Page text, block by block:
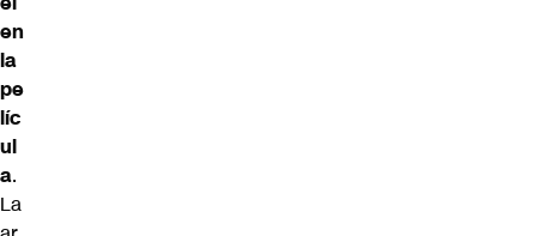
en
la
pe
líc
ul
a.
La